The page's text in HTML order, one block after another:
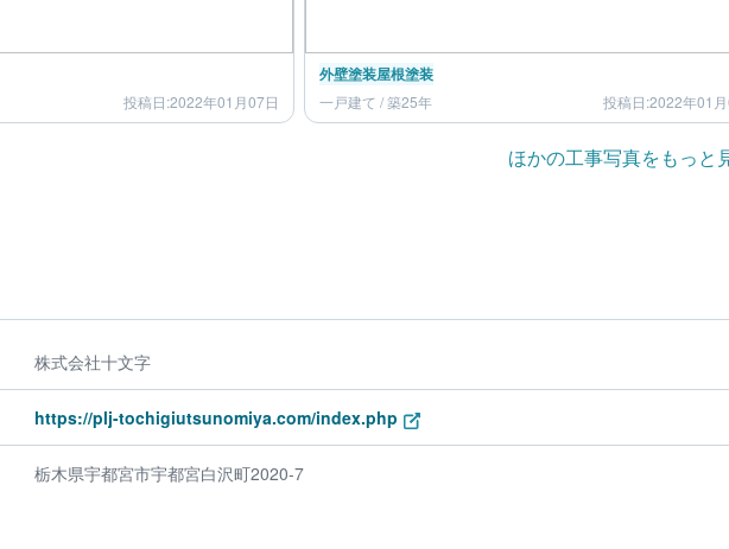
投稿日:2022年01月07日
外壁塗装屋根塗装
一戸建て / 築25年 投稿日:2022年01
ほかの工事写真をもっと
株式会社十文字
https://plj-tochigiutsunomiya.com/index.php
栃木県宇都宮市宇都宮白沢町2020-7